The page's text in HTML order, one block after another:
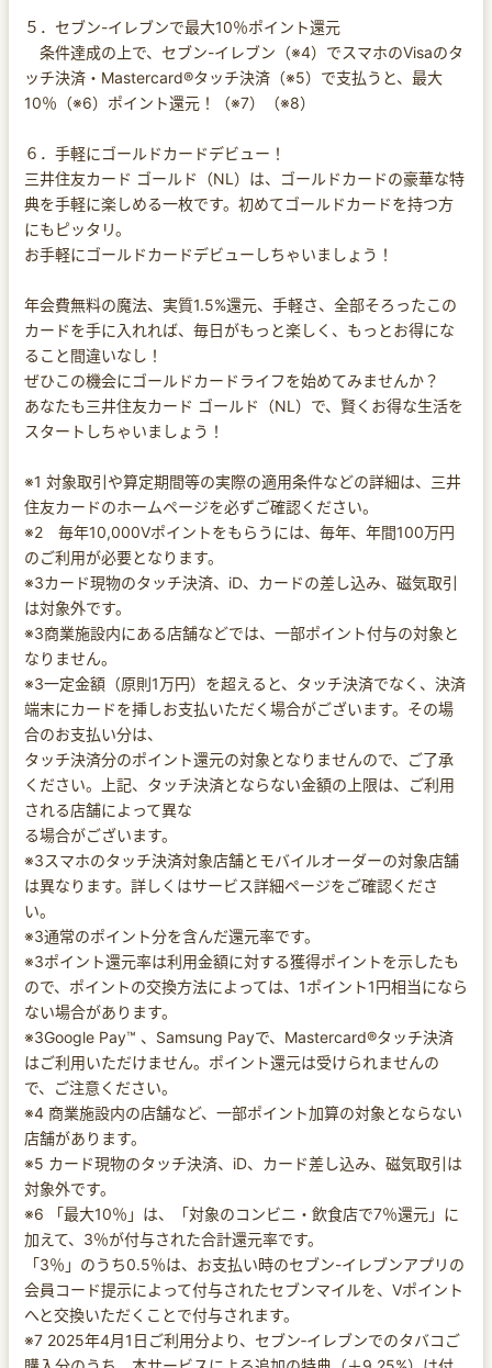
５．セブン-イレブンで最大10％ポイント還元
条件達成の上で、セブン-イレブン（※4）でスマホのVisaのタ
ッチ決済・Mastercard®タッチ決済（※5）で支払うと、最大
10％（※6）ポイント還元！（※7）（※8）
６．手軽にゴールドカードデビュー！
三井住友カード ゴールド（NL）は、ゴールドカードの豪華な特
典を手軽に楽しめる一枚です。初めてゴールドカードを持つ方
にもピッタリ。
お手軽にゴールドカードデビューしちゃいましょう！
年会費無料の魔法、実質1.5%還元、手軽さ、全部そろったこの
カードを手に入れれば、毎日がもっと楽しく、もっとお得にな
ること間違いなし！
ぜひこの機会にゴールドカードライフを始めてみませんか？
あなたも三井住友カード ゴールド（NL）で、賢くお得な生活を
スタートしちゃいましょう！
※1 対象取引や算定期間等の実際の適用条件などの詳細は、三井
住友カードのホームページを必ずご確認ください。
※2 毎年10,000Vポイントをもらうには、毎年、年間100万円
のご利用が必要となります。
※3カード現物のタッチ決済、iD、カードの差し込み、磁気取引
は対象外です。
※3商業施設内にある店舗などでは、一部ポイント付与の対象と
なりません。
※3一定金額（原則1万円）を超えると、タッチ決済でなく、決済
端末にカードを挿しお支払いただく場合がございます。その場
合のお支払い分は、
タッチ決済分のポイント還元の対象となりませんので、ご了承
ください。上記、タッチ決済とならない金額の上限は、ご利用
される店舗によって異な
る場合がございます。
※3スマホのタッチ決済対象店舗とモバイルオーダーの対象店舗
は異なります。詳しくはサービス詳細ページをご確認くださ
い。
※3通常のポイント分を含んだ還元率です。
※3ポイント還元率は利用金額に対する獲得ポイントを示したも
ので、ポイントの交換方法によっては、1ポイント1円相当になら
ない場合があります。
※3Google Pay™ 、Samsung Payで、Mastercard®タッチ決済
はご利用いただけません。ポイント還元は受けられませんの
で、ご注意ください。
※4 商業施設内の店舗など、一部ポイント加算の対象とならない
店舗があります。
※5 カード現物のタッチ決済、iD、カード差し込み、磁気取引は
対象外です。
※6 「最大10％」は、「対象のコンビニ・飲食店で7％還元」に
加えて、3％が付与された合計還元率です。
「3％」のうち0.5％は、お支払い時のセブン-イレブンアプリの
会員コード提示によって付与されたセブンマイルを、Vポイント
へと交換いただくことで付与されます。
※7 2025年4月1日ご利用分より、セブン‐イレブンでのタバコご